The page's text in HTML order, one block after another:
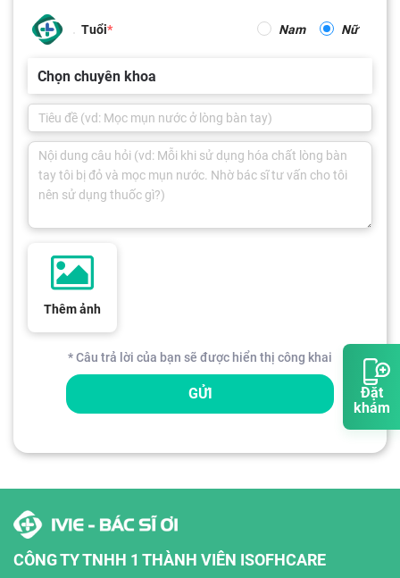
Đặt
khám
Tuổi Nam Nữ
Chọn chuyên khoa
Thêm ảnh
* Câu trả lời của bạn sẽ được hiển thị công khai
GỬI
CÔNG TY TNHH 1 THÀNH VIÊN ISOFHCARE